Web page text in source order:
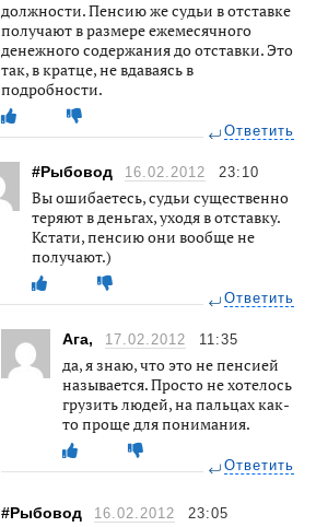
должности. Пенсию же судьи в отставке
получают в размере ежемесячного
денежного содержания до отставки. Это
так, в кратце, не вдаваясь в
подробности.
Ответить
#Рыбовод 16.02.2012 23:10
Вы ошибаетесь, судьи существенно
теряют в деньгах, уходя в отставку.
Кстати, пенсию они вообще не
получают.)
Ответить
Ага, 17.02.2012 11:35
да, я знаю, что это не пенсией
называется. Просто не хотелось
грузить людей, на пальцах как-
то проще для понимания.
Ответить
#Рыбовод 16.02.2012 23:05